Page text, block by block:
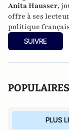
Anita Hausser,
offre à ses
politique
publiéSarkozy,
l'Archipel, 2003).
SUIVRE
POPULAIRES
PLUS